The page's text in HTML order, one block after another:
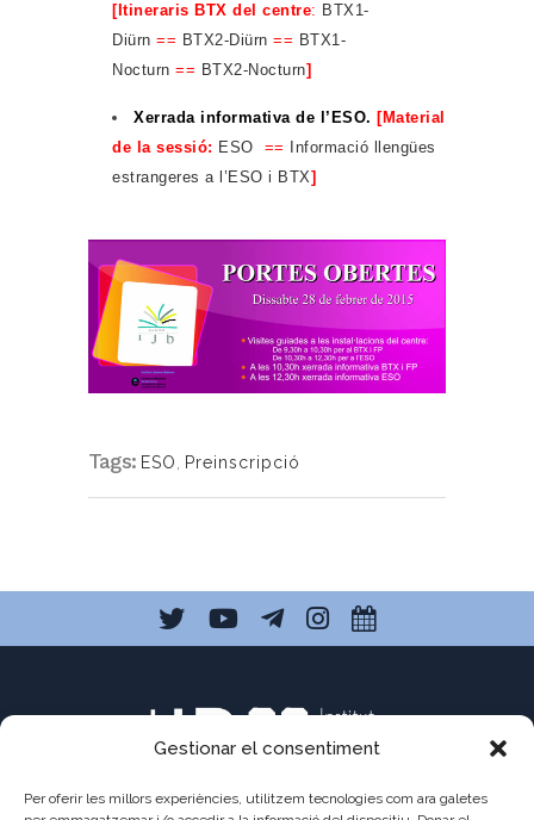
Gestionar el consentiment
Per oferir les millors experiències, utilitzem tecnologies com ara galetes
[Itineraris BTX del centre: BTX1-
Diürn == BTX2-Diürn == BTX1-
Nocturn == BTX2-Nocturn]
Xerrada informativa de l’ESO. [Material
de la sessió: ESO ==
Informació llengües
estrangeres a l’ESO i BTX]
Tags: ESO Preinscripció